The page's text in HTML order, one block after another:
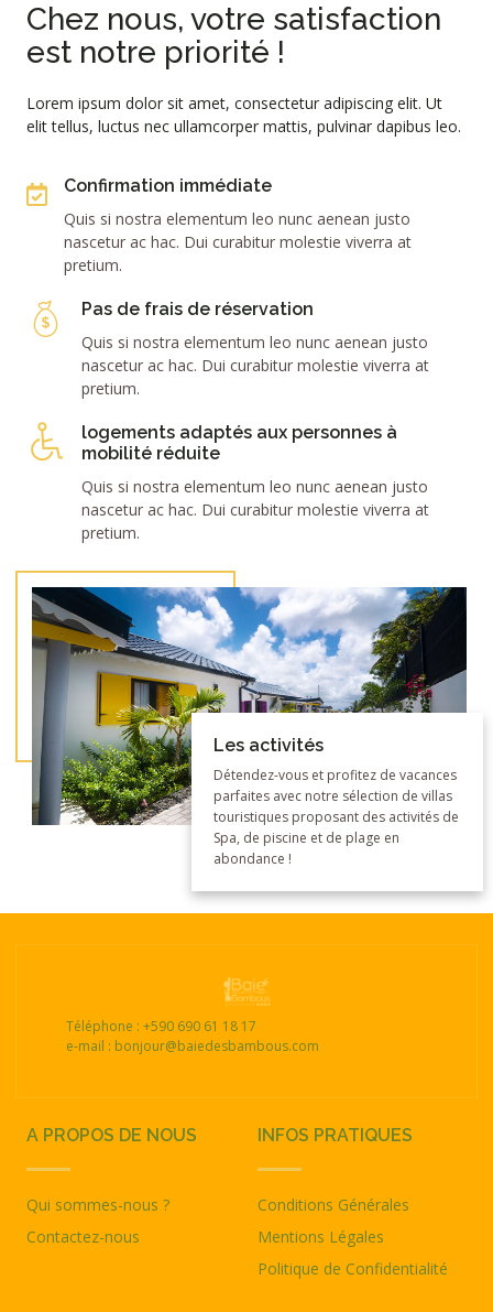
Les activités
Détendez-vous et profitez de vacances
parfaites avec notre sélection de villas
touristiques proposant des activités de
Spa, de piscine et de plage en
abondance !
Chez nous, votre satisfaction
est notre priorité !
Lorem ipsum dolor sit amet, consectetur adipiscing elit. Ut
elit tellus, luctus nec ullamcorper mattis, pulvinar dapibus leo.
Confirmation immédiate
Quis si nostra elementum leo nunc aenean justo
nascetur ac hac. Dui curabitur molestie viverra at
pretium.
Pas de frais de réservation
Quis si nostra elementum leo nunc aenean justo
nascetur ac hac. Dui curabitur molestie viverra at
pretium.
logements adaptés aux personnes à
mobilité réduite
Quis si nostra elementum leo nunc aenean justo
nascetur ac hac. Dui curabitur molestie viverra at
pretium.
Téléphone : +590 690 61 18 17
e-mail : bonjour@baiedesbambous.com
A PROPOS DE NOUS
Qui sommes-nous ?
Contactez-nous
INFOS PRATIQUES
Conditions Générales
Mentions Légales
Politique de Confidentialité